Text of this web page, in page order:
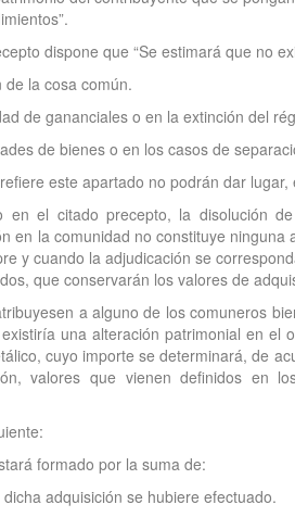
dispone que “Se estimará que no
de la cosa común.
de gananciales o en la extinción del
de bienes o en los casos de
este apartado no podrán dar
en el citado precepto, la disolución
en la comunidad no constituye
y cuando la adjudicación se
que conservarán los valores de
a alguno de los comuneros
una alteración patrimonial en
cuyo importe se determinará, de
valores que vienen definidos en
formado por la suma de:
adquisición se hubiere efectuado.